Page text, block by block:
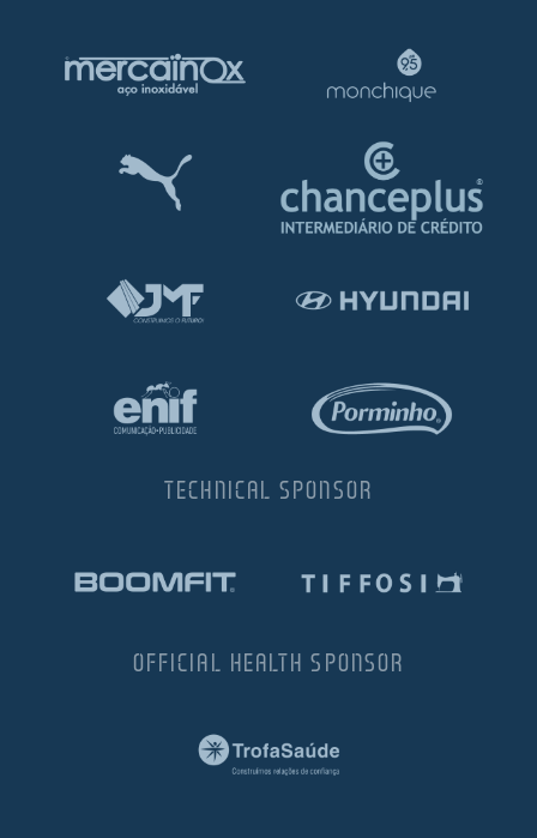
TECHNICAL SPONSOR
OFFICIAL HEALTH SPONSOR